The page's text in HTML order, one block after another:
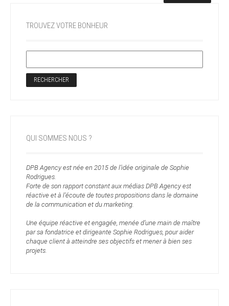
TROUVEZ VOTRE BONHEUR
QUI SOMMES NOUS ?
DPB Agency est née en 2015 de l’idée originale de Sophie
Rodrigues.
Forte de son rapport constant aux médias DPB Agency est
réactive et à l’écoute de toutes propositions dans le domaine
de la communication et du marketing.
Une équipe réactive et engagée, menée d’une main de maître
par sa fondatrice et dirigeante Sophie Rodrigues, pour aider
chaque client à atteindre ses objectifs et mener à bien ses
projets.